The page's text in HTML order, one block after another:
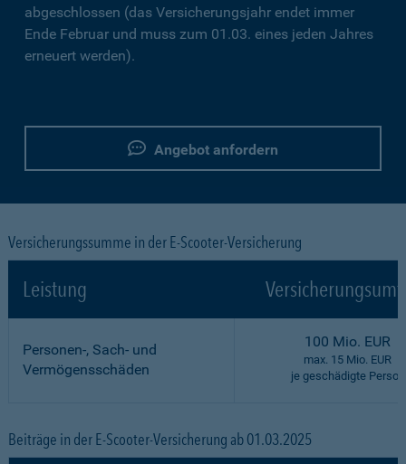
abgeschlossen (das Versicherungsjahr endet immer
Ende Februar und muss zum 01.03. eines jeden Jahres
erneuert werden).
Angebot anfordern
Versicherungssumme in der E-Scooter-Versicherung
Leistung
Personen-, Sach- und
Vermögensschäden
100 Mio. EUR
max. 15 Mio. EUR
je geschädigte Person
Beiträge in der E-Scooter-Versicherung ab 01.03.2025